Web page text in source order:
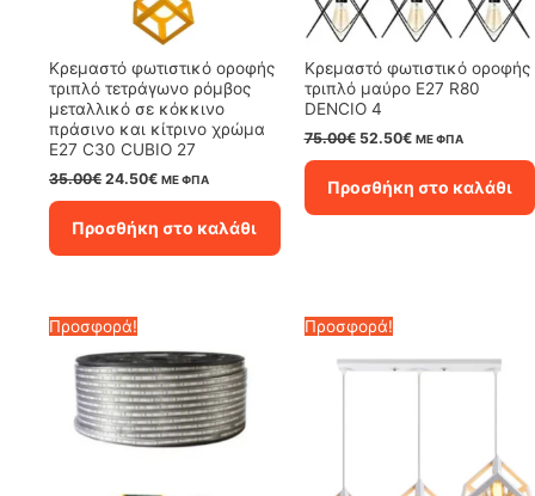
Κρεμαστό φωτιστικό οροφής
τριπλό τετράγωνο ρόμβος
μεταλλικό σε κόκκινο
πράσινο και κίτρινο χρώμα
E27 C30 CUBIO 27
35.00€ Original
35.00€.
24.50€Η
είναι:
24.50€.
ΜΕ ΦΠΑ
Προσθήκη στο καλάθι
Κρεμαστό φωτιστικό οροφής
τριπλό μαύρο E27 R80
DENCIO 4
75.00€ Original
75.00€.
52.50€Η
είναι:
52.50€.
ΜΕ ΦΠΑ
Προσθήκη στο καλάθι
Προσφορά! Προσφορά!